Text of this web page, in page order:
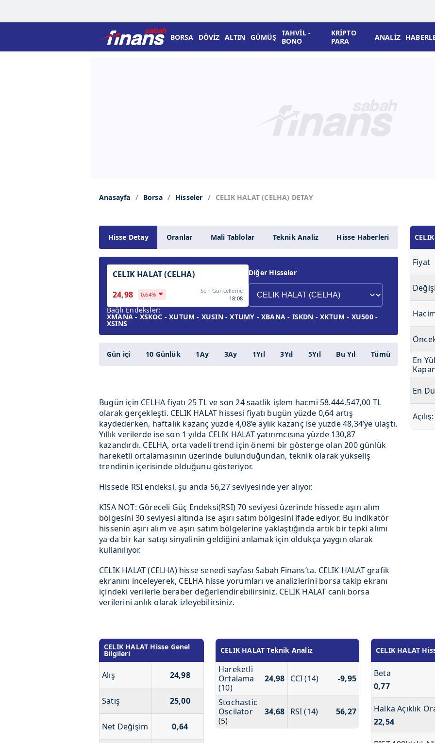
BORSA DÖVİZ ALTIN GÜMÜŞ
TAHVİL -
BONO
KRİPTO
PARA
ANALİZ
Anasayfa Borsa Hisseler CELIK HALAT (CELHA) DETAY
Hisse Detay Oranlar Mali Tablolar Teknik Analiz Hisse Haberleri
CELIK HALAT (CELHA)
24,98
0,64%
Son Güncelleme
18:08
Diğer Hisseler
Bağlı Endeksler:
XMANA - XSKOC - XUTUM - XUSIN - XTUMY - XBANA - ISKDN - XKTUM - XU500 -
XSINS
Gün içi 10 Günlük 1Ay 3Ay 1Yıl 3Yıl 5Yıl Bu Yıl Tümü
Bugün için CELHA fiyatı 25 TL ve son 24 saatlik işlem hacmi 58.444.547,00 TL
olarak gerçekleşti. CELIK HALAT hissesi fiyatı bugün yüzde 0,64 artış
kaydederken, haftalık kazanç yüzde 4,08’e aylık kazanç ise yüzde 48,34’ye ulaştı.
Yıllık verilerde ise son 1 yılda CELIK HALAT yatırımcısına yüzde 130,87
kazandırdı. CELHA, orta vadeli trend için önemi bir gösterge olan 200 günlük
hareketli ortalamasının üzerinde bulunduğundan, teknik olarak yükseliş
trendinin içerisinde olduğunu gösteriyor.
Hissede RSI endeksi, şu anda 56,27 seviyesinde yer alıyor.
KISA NOT: Göreceli Güç Endeksi(RSI) 70 seviyesi üzerinde hissede aşırı alım
bölgesini 30 seviyesi altında ise aşırı satım bölgesini ifade ediyor. Bu indikatör
hissenin aşırı alım ve aşırı satım bölgelerine yaklaştığında artık bir tepki alımı
ya da bir kar satışı sinyalinin geldiğini anlamak için oldukça yaygın olarak
kullanılıyor.
CELIK HALAT (CELHA) hisse senedi sayfası Sabah Finans’ta. CELIK HALAT grafik
ekranını inceleyerek, CELHA hisse yorumları ve analizlerini borsa takip ekranı
içindeki verilerle beraber değerlendirebilirsiniz. CELIK HALAT canlı borsa
verilerini anlık olarak izleyebilirsiniz.
Fiyat
En
En
Açılış:
CELIK HALAT Hisse Genel
Bilgileri
Alış 24,98
Satış 25,00
Net Değişim 0,64
CELIK HALAT Teknik Analiz
Hareketli
Ortalama
(10)
24,98 CCI (14) -9,95
Stochastic
Oscilator
(5)
34,68 RSI (14) 56,27
CELIK HALAT
Beta
0,77
Halka Açıklık
22,54